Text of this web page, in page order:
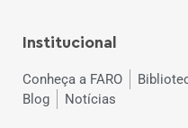
Institucional
Conheça a FARO
Blog
Notícias